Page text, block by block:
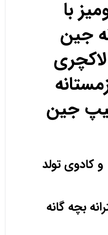
با
جین
جین
کادوی تولد
بچه گانه